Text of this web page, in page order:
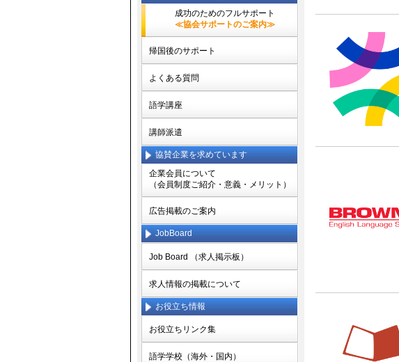
成功のためのフルサポート
≪協会サポートのご案内≫
帰国後のサポート
よくある質問
語学講座
講師派遣
協賛企業を求めています
企業会員について
（会員制度ご紹介・意義・メリット）
広告掲載のご案内
JobBoard
Job Board （求人掲示板）
求人情報の掲載について
お役立ち情報
お役立ちリンク集
語学学校（海外・国内）